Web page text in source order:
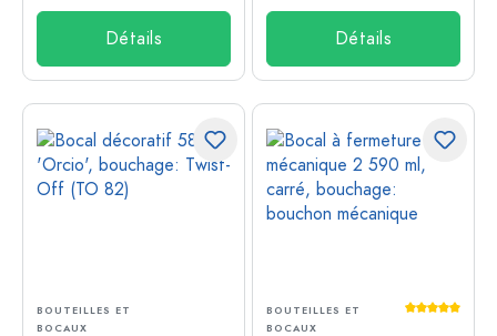
Détails Détails
BOUTEILLES ET
BOCAUX
Average
BOUTEILLES ET
BOCAUX